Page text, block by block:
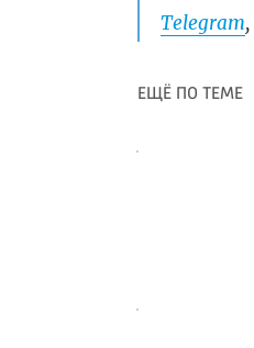
Telegram
ЕЩЁ ПО ТЕМЕ